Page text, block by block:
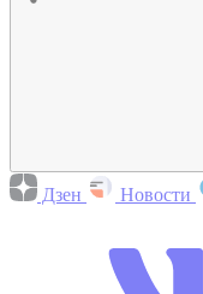
Дзен Новости